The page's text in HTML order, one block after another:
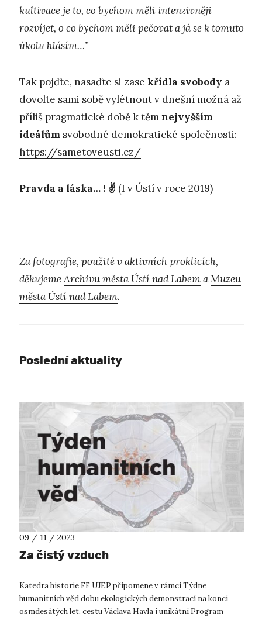
kultivace je to, co bychom měli intenzivněji
rozvíjet, o co bychom měli pečovat a já se k tomuto
úkolu hlásím…”
Tak pojďte, nasaďte si zase křídla svobody a
dovolte sami sobě vylétnout v dnešní možná až
příliš pragmatické době k těmnejvyšším
ideálům svobodné demokratické společnosti:
https://sametoveusti.cz/
Pravda a láska… ! ✌️ (I v Ústí v roce 2019)
Za fotografie, použité vaktivních proklicích,
děkujemeArchivu města Ústí nad LabemaMuzeu
města Ústí nad Labem.
Poslední aktuality
09 / 11 / 2023
Za čistý vzduch
Katedra historie FF UJEP připomene v rámci Týdne
humanitních věd dobu ekologických demonstrací na konci
osmdesátých let, cestu Václava Havla i unikátní Program